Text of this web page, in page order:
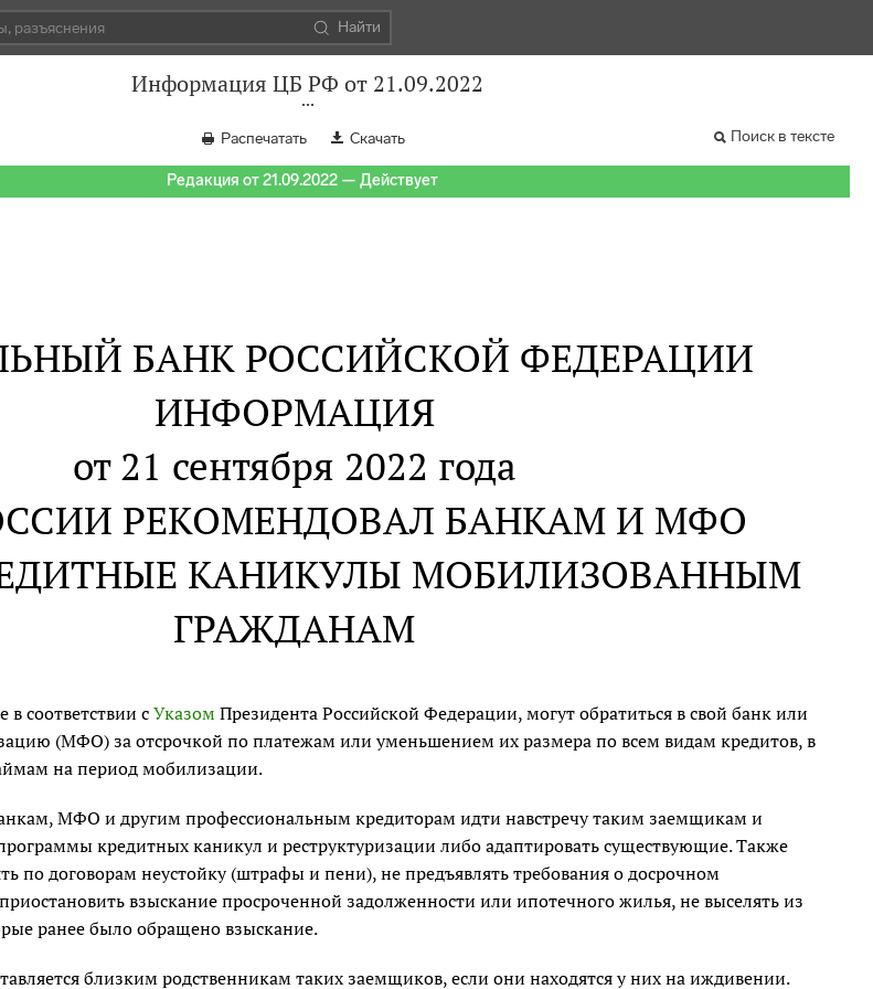
Найти
Информация ЦБ РФ от 21.09.2022
Распечатать Скачать Поиск в тексте
Редакция от 21.09.2022 — Действует
БАНК РОССИЙСКОЙ ФЕДЕРАЦИИ
ИНФОРМАЦИЯ
от 21 сентября 2022 года
РЕКОМЕНДОВАЛ БАНКАМ И МФО
КАНИКУЛЫ МОБИЛИЗОВАННЫМ
ГРАЖДАНАМ
соответствии сУказом Президента Российской Федерации, могут обратиться в свой банк или
(МФО) за отсрочкой по платежам или уменьшением их размера по всем видам кредитов, в
на период мобилизации.
МФО и другим профессиональным кредиторам идти навстречу таким заемщикам и
кредитных каникул и реструктуризации либо адаптировать существующие. Также
по договорам неустойку (штрафы и пени), не предъявлять требования о досрочном
взыскание просроченной задолженности или ипотечного жилья, не выселять из
ранее было обращено взыскание.
близким родственникам таких заемщиков, если они находятся у них на иждивении.